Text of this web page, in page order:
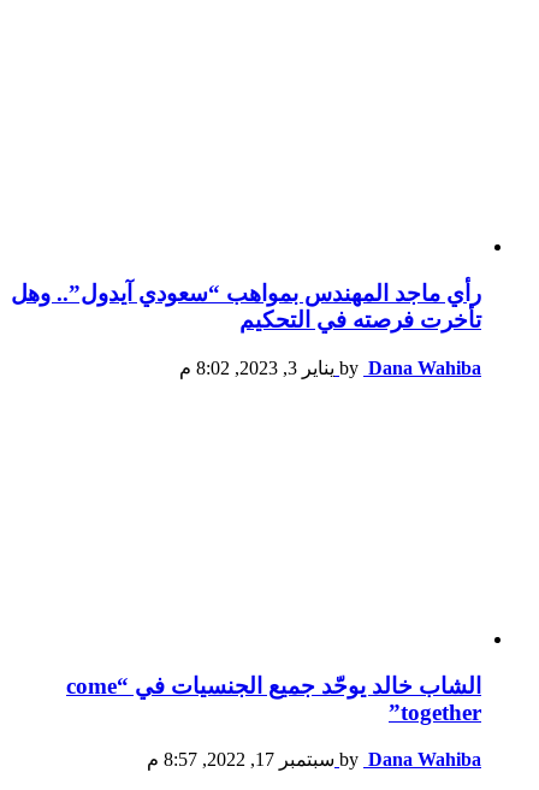
رأي ماجد المهندس بمواهب “سعودي آيدول”.. وهل
تأخرت فرصته في التحكيم
by Dana Wahiba يناير 3, 2023, 8:02 م
الشاب خالد يوحّد جميع الجنسيات في “come
together”
by Dana Wahiba سبتمبر 17, 2022, 8:57 م